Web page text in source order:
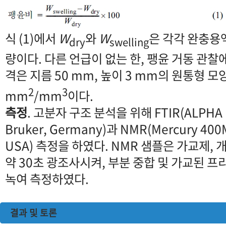
식 (1)에서 Wdry와 Wswelling은 각각 완충용
량이다. 다른 언급이 없는 한, 팽윤 거동 관찰
격은 지름 50 mm, 높이 3 mm의 원통형 모
mm2/mm3이다.
측정. 고분자 구조 분석을 위해
Bruker, Germany)과 NMR(Mercury
USA) 측정을 하였다. NMR 샘플은 가교제,
약 30초 광조사시켜, 부분 중합 및 가교된 프
녹여 측정하였다.
결과 및 토론